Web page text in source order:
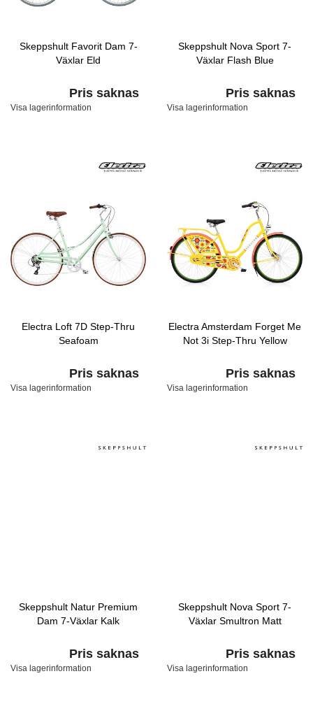
Skeppshult Favorit Dam 7-
Växlar Eld
Pris saknas
Visa lagerinformation
Skeppshult Nova Sport 7-
Växlar Flash Blue
Pris saknas
Visa lagerinformation
Electra Loft 7D Step-Thru
Seafoam
Pris saknas
Visa lagerinformation
Electra Amsterdam Forget Me
Not 3i Step-Thru Yellow
Pris saknas
Visa lagerinformation
Skeppshult Natur Premium
Dam 7-Växlar Kalk
Pris saknas
Visa lagerinformation
Skeppshult Nova Sport 7-
Växlar Smultron Matt
Pris saknas
Visa lagerinformation